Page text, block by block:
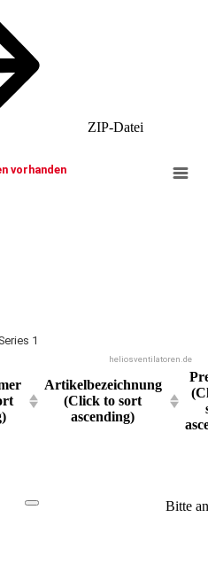
ZIP-Datei
vorhanden
1
heliosventilatoren.de
Artikelbezeichnung
(Click to sort
ascending)
Bitte